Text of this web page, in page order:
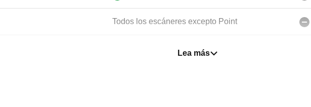
Todos los escáneres excepto Point
Lea más